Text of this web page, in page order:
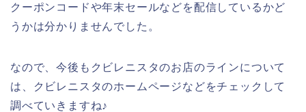
クーポンコードや年末セールなどを配信しているかど
うかは分かりませんでした。
なので、今後もクビレニスタのお店のラインについて
は、クビレニスタのホームページなどをチェックして
調べていきますね♪